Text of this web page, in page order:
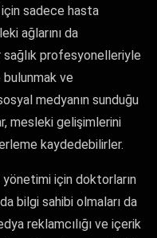
sadece hasta
ağlarını da
sağlık profesyonelleriyle
bulunmak ve
medyanın sunduğu
mesleki gelişimlerini
kaydedebilirler.
için doktorların
bilgi sahibi olmaları da
reklamcılığı ve içerik